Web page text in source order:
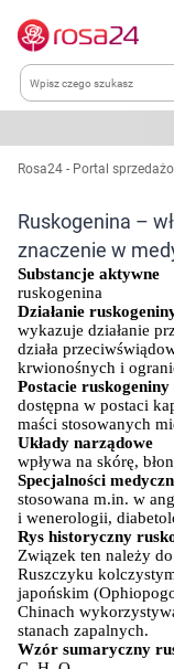
Kategorie
Chemia
Dla zwierząt
Dom i ogród
Zdrowie
Kobieta w ciąży i
Dziecko
Higiena
Kosmetyki
Rosa24 - Portal
Ruskogenina –
znaczenie w
Substancje aktywne
ruskogenina
Działanie
wykazuje działanie
działa
krwionośnych i
Postacie ruskogeniny
dostępna w postaci
maści stosowanych
Układy narządowe
wpływa na skórę,
Specjalności
stosowana m.in. w
i wenerologii,
Rys historyczny
Związek ten należy
Ruszczyku
japońskim
Chinach
stanach zapalnych.
Wzór sumaryczny